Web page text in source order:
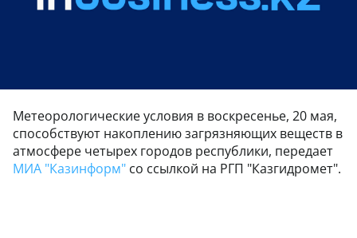
Метеорологические условия в воскресенье, 20 мая,
способствуют накоплению загрязняющих веществ в
атмосфере четырех городов республики, передает
МИА "Казинформ" со ссылкой на РГП "Казгидромет".